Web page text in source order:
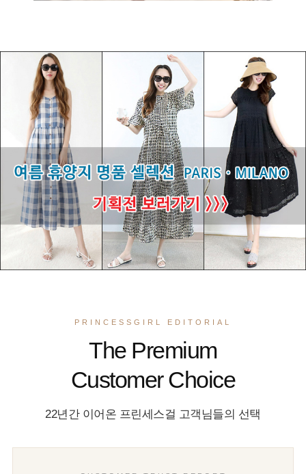
PRINCESSGIRL EDITORIAL
The Premium
Customer Choice
22년간 이어온 프린세스걸 고객님들의 선택